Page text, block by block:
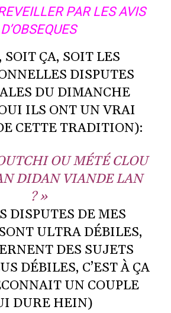
PAR LES AVIS
D’OBSEQUES
SOIT ÇA, SOIT LES
DISPUTES
DU DIMANCHE
ILS ONT UN VRAI
CETTE TRADITION):
OU MÉTÉ CLOU
DIDAN VIANDE LAN
? »
DISPUTES DE MES
ULTRA DÉBILES,
DES SUJETS
DÉBILES, C’EST À ÇA
UN COUPLE
DURE HEIN)